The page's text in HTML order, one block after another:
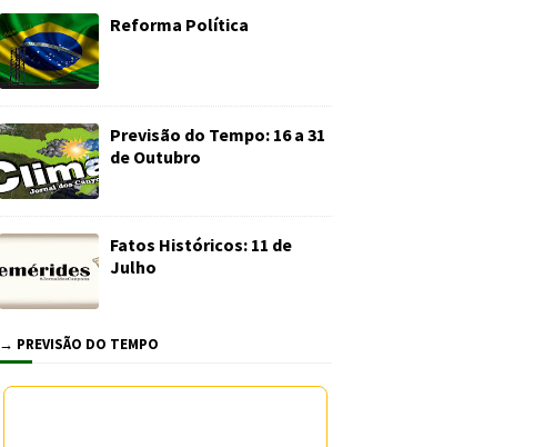
Reforma Política
Previsão do Tempo: 16 a 31
de Outubro
Fatos Históricos: 11 de
Julho
→ PREVISÃO DO TEMPO